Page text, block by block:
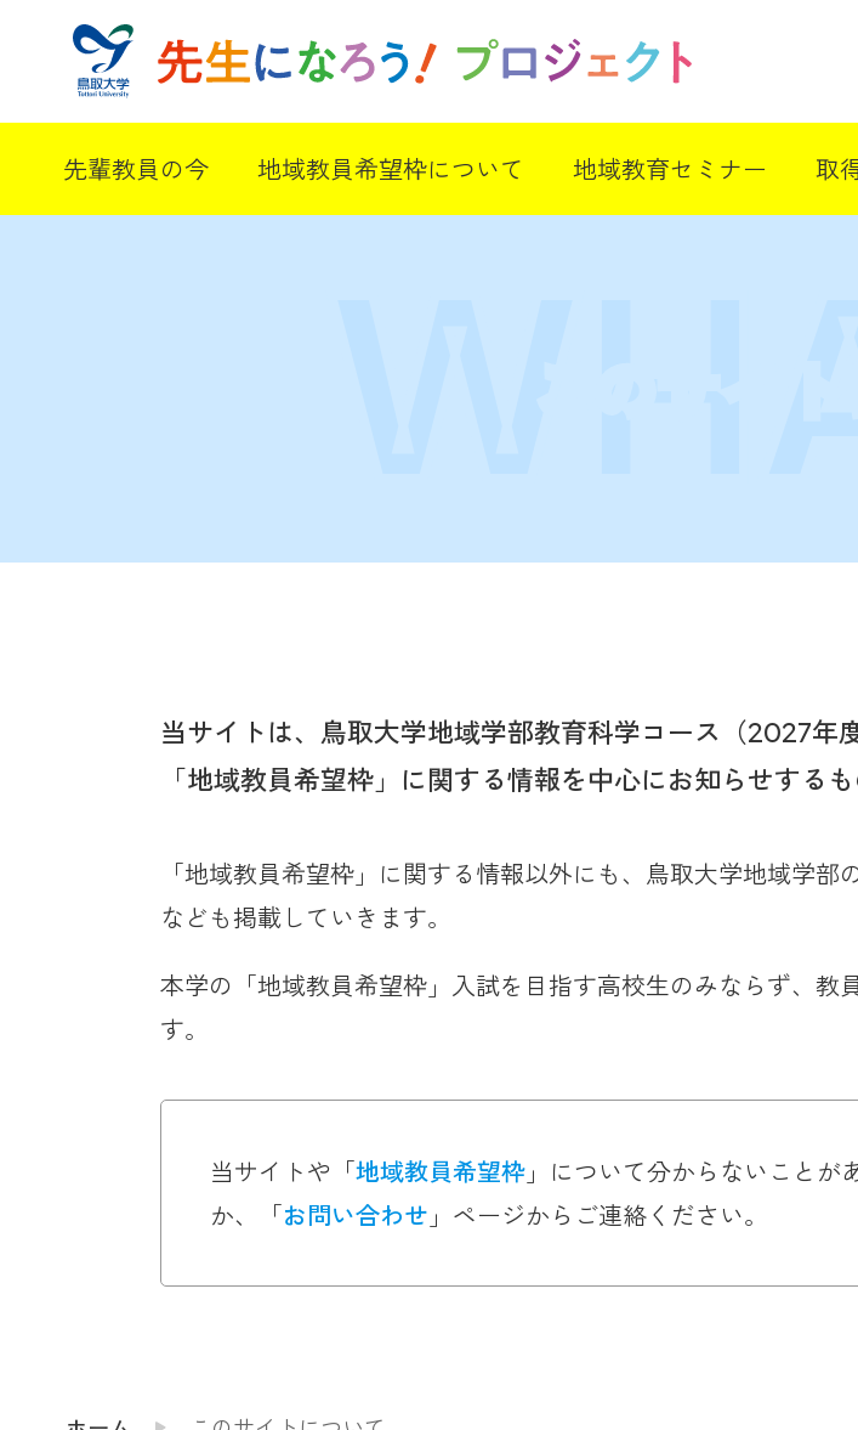
先輩教員の今 地域教員希望枠について 地域教育セミナー 取
当サイトは、鳥取大学地域学部教育科学コース（2027年
「地域教員希望枠」に関する情報を中心にお知らせするも
「地域教員希望枠」に関する情報以外にも、鳥取大学地域学部
なども掲載していきます。
本学の「地域教員希望枠」入試を目指す高校生のみならず、教
す。
当サイトや「地域教員希望枠 」について分からないことが
か、「お問い合わせ 」ページからご連絡ください。